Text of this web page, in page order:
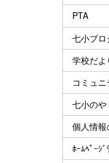
PTA
七小ブロ
学校だよ
コミュ
七小のや
個人情
ﾎｰﾑﾍﾟｰｼ